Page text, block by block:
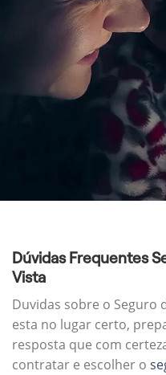
Dúvidas Frequentes
Vista
Duvidas sobre o Seguro
esta no lugar certo,
resposta que com
contratar e escolher o